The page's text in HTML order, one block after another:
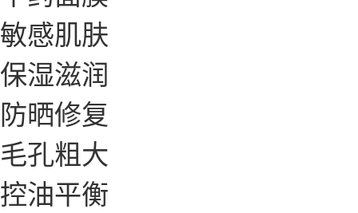
敏感肌肤
保湿滋润
防晒修复
毛孔粗大
控油平衡